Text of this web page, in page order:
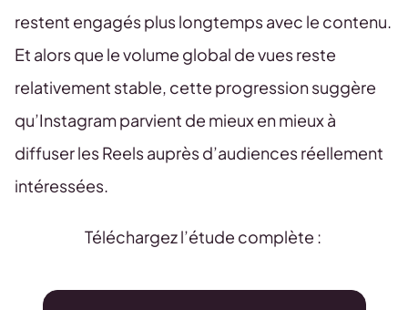
restent engagés plus longtemps avec le contenu.
Et alors que le volume global de vues reste
relativement stable, cette progression suggère
qu’Instagram parvient de mieux en mieux à
diffuser les Reels auprès d’audiences réellement
intéressées.
Téléchargez l’étude complète :